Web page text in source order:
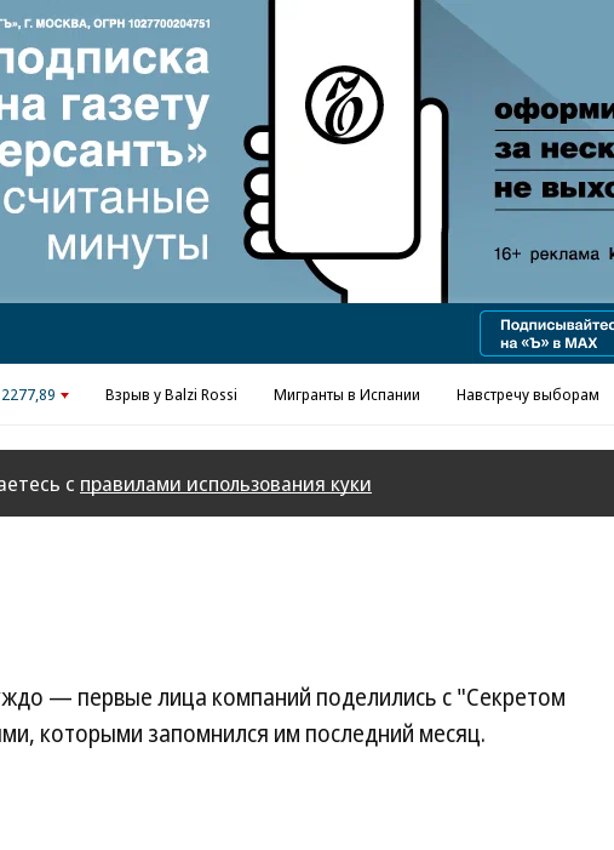
Реклама в «Ъ» www.kommersant.ru/ad
Взрыв у Balzi Rossi Мигранты в Испании Навстречу выборам
с правилами использования куки
— первые лица компаний поделились с "Секретом
которыми запомнился им последний месяц.